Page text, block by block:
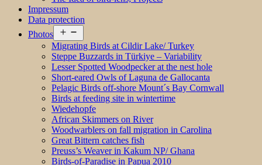
Impressum
Data protection
Photos
menu
Migrating Birds at Cildir Lake/ Turkey
Steppe Buzzards in Türkiye – Variability
Lesser Spotted Woodpecker at the nest hole
Short-eared Owls of Laguna de Gallocanta
Pelagic Birds off-shore Mount´s Bay Cornwall
Birds at feeding site in wintertime
Wiedehopfe
African Skimmers on River
Woodwarblers on fall migration in Carolina
Great Bittern catches fish
Preuss’s Weaver in Kakum NP/ Ghana
Birds-of-Paradise in Papua 2010